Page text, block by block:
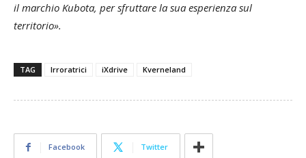
il marchio Kubota, per sfruttare la sua esperienza sul
territorio».
TAG Irroratrici iXdrive Kverneland
Facebook Twitter